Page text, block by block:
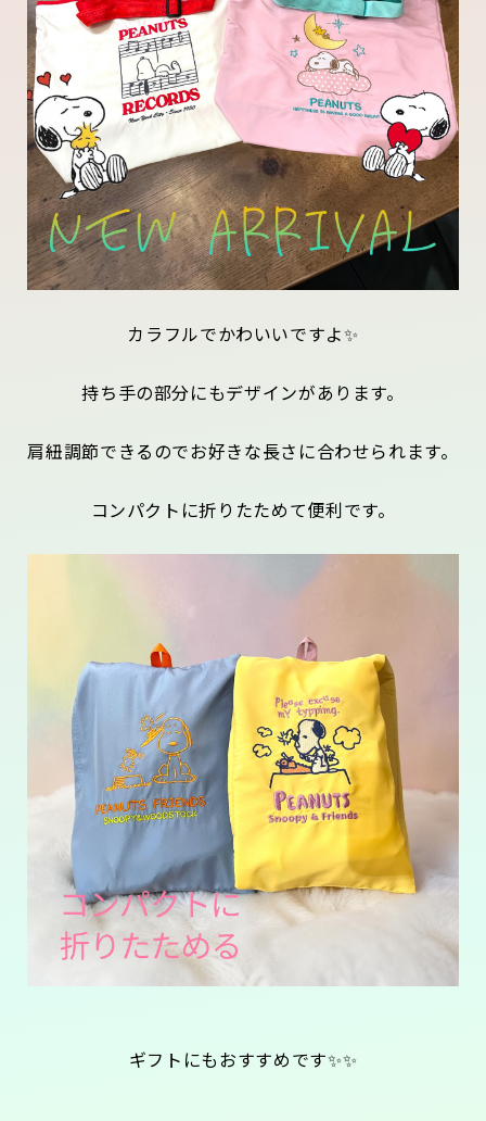
カラフルでかわいいですよ✨
持ち手の部分にもデザインがあります。
肩紐調節できるのでお好きな長さに合わせられます。
コンパクトに折りたためて便利です。
ギフトにもおすすめです✨✨